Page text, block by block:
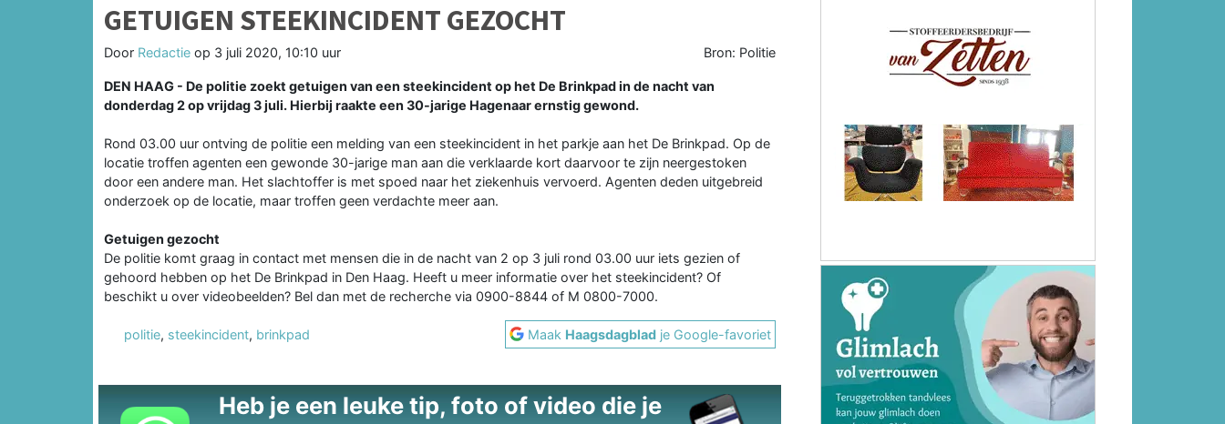
GETUIGEN STEEKINCIDENT GEZOCHT
Door Redactie op 3 juli 2020, 10:10 uur Bron: Politie
DEN HAAG - De politie zoekt getuigen van een steekincident op het De Brinkpad in de nacht van
donderdag 2 op vrijdag 3 juli. Hierbij raakte een 30-jarige Hagenaar ernstig gewond.
Rond 03.00 uur ontving de politie een melding van een steekincident in het parkje aan het De Brinkpad. Op de
locatie troffen agenten een gewonde 30-jarige man aan die verklaarde kort daarvoor te zijn neergestoken
door een andere man. Het slachtoffer is met spoed naar het ziekenhuis vervoerd. Agenten deden uitgebreid
onderzoek op de locatie, maar troffen geen verdachte meer aan.
Getuigen gezocht
De politie komt graag in contact met mensen die in de nacht van 2 op 3 juli rond 03.00 uur iets gezien of
gehoord hebben op het De Brinkpad in Den Haag. Heeft u meer informatie over het steekincident? Of
beschikt u over videobeelden? Bel dan met de recherche via 0900-8844 of M 0800-7000.
politie, steekincident, brinkpad Maak Haagsdagblad je Google-favoriet
Heb je een leuke tip, foto of video die je